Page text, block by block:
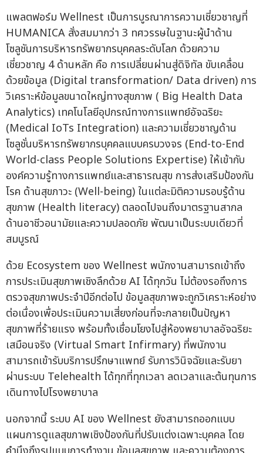
แพลตฟอร์ม Wellnest เป็นการบูรณาการความเชี่ยวชาญที่
HUMANICA สั่งสมมากว่า 3 ทศวรรษในฐานะผู้นำด้าน
โซลูชันการบริหารทรัพยากรบุคคลระดับโลก ด้วยความ
เชี่ยวชาญ 4 ด้านหลัก คือ การเปลี่ยนผ่านสู่ดิจิทัล ขับเคลื่อน
ด้วยข้อมูล (Digital transformation/ Data driven) การ
วิเคราะห์ข้อมูลขนาดใหญ่ทางสุขภาพ ( Big Health Data
Analytics) เทคโนโลยีอุปกรณ์ทางการแพทย์อัจฉริยะ
(Medical IoTs Integration) และความเชี่ยวชาญด้าน
โซลูชั่นบริหารทรัพยากรบุคคลแบบครบวงจร (End-to-End
World-class People Solutions Expertise) ให้เข้ากับ
องค์ความรู้ทางการแพทย์และสาธารณสุข การส่งเสริมป้องกัน
โรค ด้านสุขภาวะ (Well-being) ในแต่ละมิติความรอบรู้ด้าน
สุขภาพ (Health literacy) ตลอดไปจนถึงมาตรฐานสากล
ด้านอาชีวอนามัยและความปลอดภัย พัฒนาเป็นระบบเดียวที่
สมบูรณ์
ด้วย Ecosystem ของ Wellnest พนักงานสามารถเข้าถึง
การประเมินสุขภาพเชิงลึกด้วย AI ได้ทุกวัน ไม่ต้องรอถึงการ
ตรวจสุขภาพประจำปีอีกต่อไป ข้อมูลสุขภาพจะถูกวิเคราะห์อย่าง
ต่อเนื่องเพื่อประเมินความเสี่ยงก่อนที่จะกลายเป็นปัญหา
สุขภาพที่ร้ายแรง พร้อมทั้งเชื่อมโยงไปสู่ห้องพยาบาลอัจฉริยะ
เสมือนจริง (Virtual Smart Infirmary) ที่พนักงาน
สามารถเข้ารับบริการปรึกษาแพทย์ รับการวินิจฉัยและรับยา
ผ่านระบบ Telehealth ได้ทุกที่ทุกเวลา ลดเวลาและต้นทุนการ
เดินทางไปโรงพยาบาล
นอกจากนี้ ระบบ AI ของ Wellnest ยังสามารถออกแบบ
แผนการดูแลสุขภาพเชิงป้องกันที่ปรับแต่งเฉพาะบุคคล โดย